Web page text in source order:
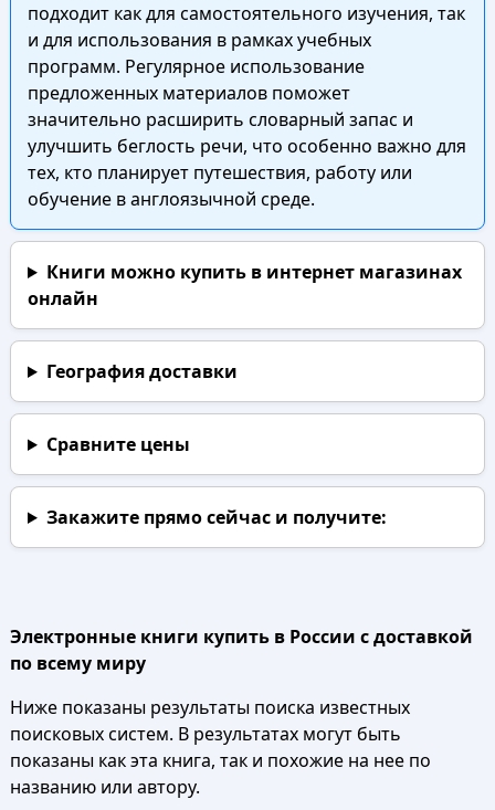
подходит как для самостоятельного изучения, так
и для использования в рамках учебных
программ. Регулярное использование
предложенных материалов поможет
значительно расширить словарный запас и
улучшить беглость речи, что особенно важно для
тех, кто планирует путешествия, работу или
обучение в англоязычной среде.
Книги можно купить в интернет магазинах
онлайн
География доставки
Сравните цены
Закажите прямо сейчаси получите:
Электронные книги купить в России с доставкой
по всему миру
Ниже показаны результаты поиска известных
поисковых систем. В результатах могут быть
показаны как эта книга, так и похожие на нее по
названию или автору.